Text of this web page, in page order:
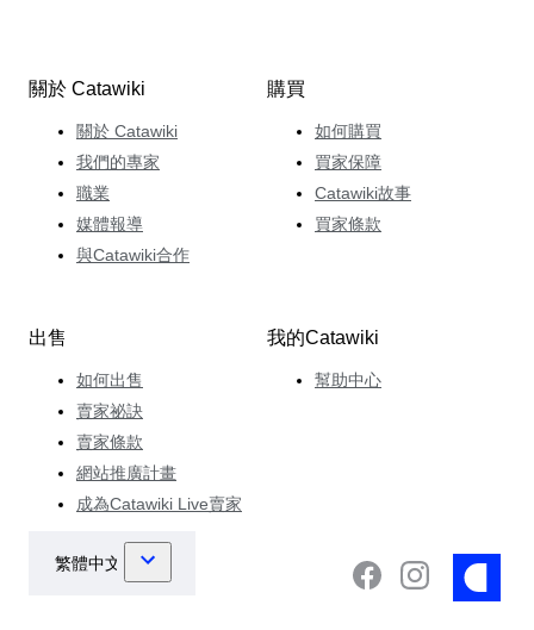
關於 Catawiki
關於 Catawiki
我們的專家
職業
媒體報導
與Catawiki合作
購買
如何購買
買家保障
Catawiki故事
買家條款
出售
如何出售
賣家祕訣
賣家條款
網站推廣計畫
成為Catawiki Live賣家
我的Catawiki
幫助中心